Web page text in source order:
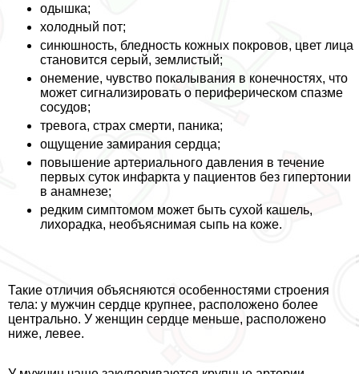
одышка;
холодный пот;
синюшность, бледность кожных покровов, цвет лица
становится серый, землистый;
онемение, чувство покалывания в конечностях, что
может сигнализировать о периферическом спазме
сосудов;
тревога, страх cмepти, паника;
ощущение замирания сердца;
повышение артериального давления в течение
первых суток инфаркта у пациентов без гипертонии
в анамнезе;
редким симптомом может быть сухой кашель,
лихорадка, необъяснимая сыпь на коже.
Такие отличия объясняются особенностями строения
тела: у мужчин сердце крупнее, расположено более
центрально. У женщин сердце меньше, расположено
ниже, левее.